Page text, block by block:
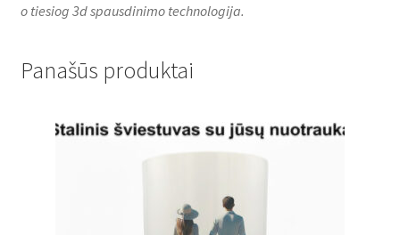
o tiesiog 3d spausdinimo technologija.
Panašūs produktai